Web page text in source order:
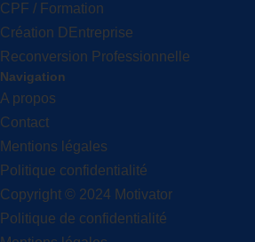
CPF / Formation
Création DEntreprise
Reconversion Professionnelle
Navigation
A propos
Contact
Mentions légales
Politique confidentialité
Copyright © 2024 Motivator
Politique de confidentialité